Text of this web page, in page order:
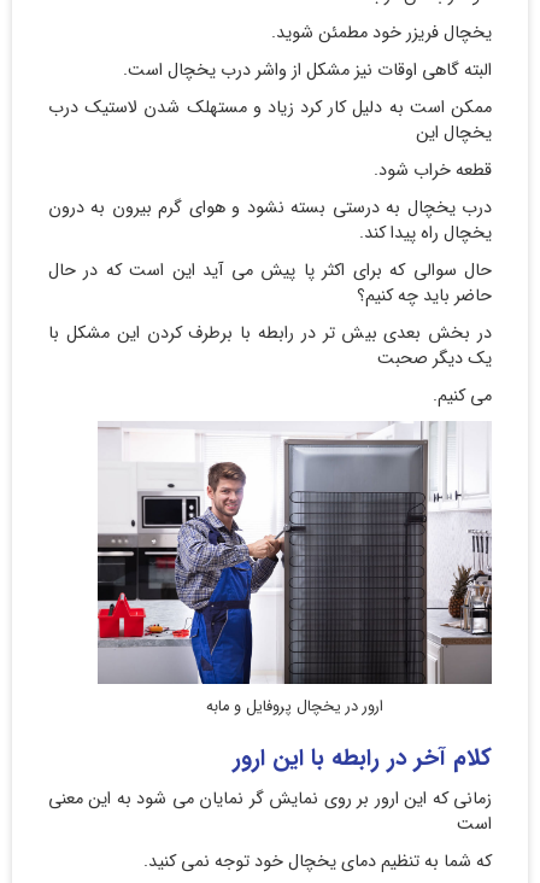
یخچال فریزر خود مطمئن شوید.
البته گاهی اوقات نیز مشکل از واشر درب یخچال است.
ممکن است به دلیل کار کرد زیاد و مستهلک شدن لاستیک درب
یخچال این
قطعه خراب شود.
درب یخچال به درستی بسته نشود و هوای گرم بیرون به درون
یخچال راه پیدا کند.
حال سوالی که برای اکثر پا پیش می آید این است که در حال
حاضر باید چه کنیم؟
در بخش بعدی بیش تر در رابطه با برطرف کردن این مشکل با
یک دیگر صحبت
می کنیم.
ارور در یخچال پروفایل و مابه
کلام آخر در رابطه با این ارور
زمانی که این ارور بر روی نمایش گر نمایان می شود به این معنی
است
که شما به تنظیم دمای یخچال خود توجه نمی کنید.